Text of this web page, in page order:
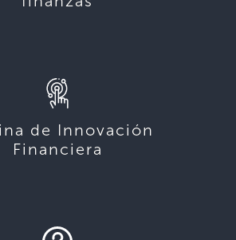
de Innovación
Financiera